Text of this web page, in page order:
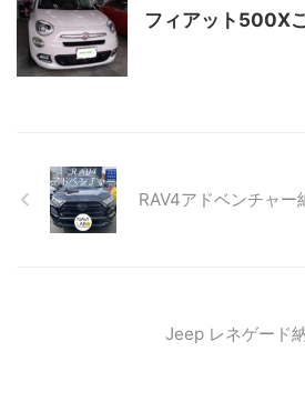
フィアット500X
RAV4アドベンチャー
Jeep レネゲード